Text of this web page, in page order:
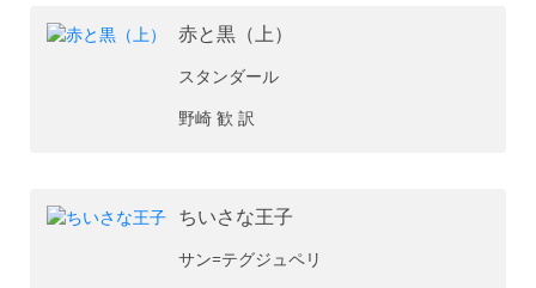
赤と黒（上）
スタンダール
野崎 歓 訳
ちいさな王子
サン=テグジュペリ